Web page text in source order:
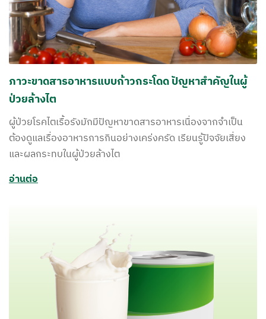
ภาวะขาดสารอาหารแบบก้าวกระโดด ปัญหาสำคัญในผู้
ป่วยล้างไต
ผู้ป่วยโรคไตเรื้อรังมักมีปัญหาขาดสารอาหารเนื่องจากจำเป็น
ต้องดูแลเรื่องอาหารการกินอย่างเคร่งครัด เรียนรู้ปัจจัยเสี่ยง
และผลกระทบในผู้ป่วยล้างไต
อ่านต่อ